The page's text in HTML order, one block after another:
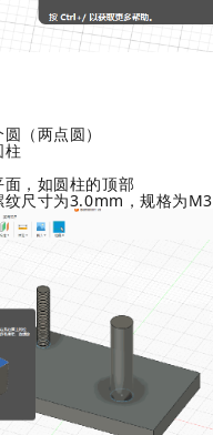
（两点圆）
柱
，如圆柱的顶部
纹尺寸为3.0mm，规格为M3